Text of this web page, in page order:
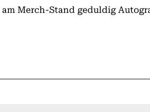
Merch-Stand geduldig